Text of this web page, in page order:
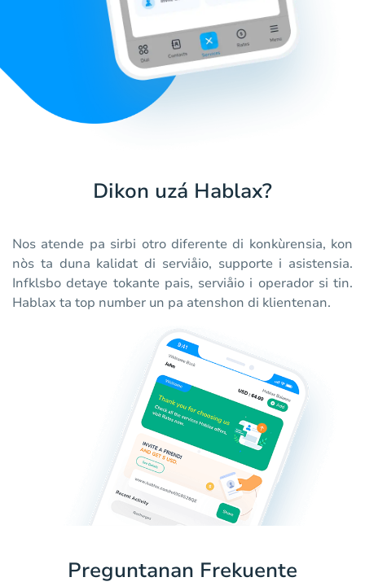
Dikon uzá Hablax?
Nos atende pa sirbi otro diferente di konkùrensia, kon
nòs ta duna kalidat di serviåio, supporte i asistensia.
Infklsbo detaye tokante pais, serviåio i operador si tin.
Hablax ta top number un pa atenshon di klientenan.
Preguntanan Frekuente